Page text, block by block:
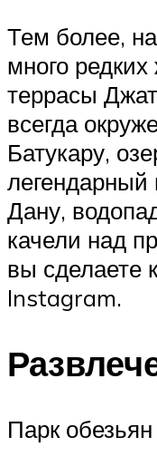
Тем более,
много
террасы
всегда
Батукару,
Дану,
качели над
вы сделаете
Instagram.
Парк